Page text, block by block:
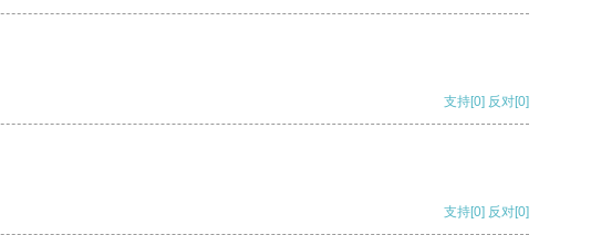
支持[0] 反对[0]
支持[0] 反对[0]